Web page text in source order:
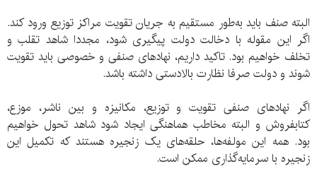
البته صنف باید به‌طور مستقیم به جریان تقویت مراکز توزیع ورود کند.
اگر این مقوله با دخالت دولت پیگیری شود، مجددا شاهد تقلب و
تخلف خواهیم بود. تاکید داریم، نهادهای صنفی و خصوصی باید تقویت
شوند و دولت صرفا نظارت بالا‌دستی داشته باشد.
اگر نهاد‌های صنفی تقویت و توزیع، مکانیزه و بین ناشر،‌ موزع،
کتابفروش و البته مخاطب هماهنگی ایجاد شود شاهد تحول خواهیم
بود. همه این مولفه‌ها، حلقه‌های یک زنجیره هستند که تکمیل این
زنجیره با سرمایه‌گذاری ممکن است.